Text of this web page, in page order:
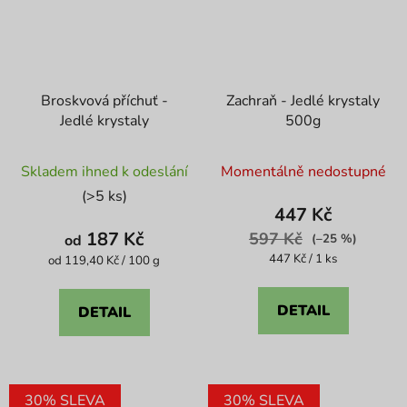
Broskvová příchuť -
Jedlé krystaly
hodnocení
produktu
je
4,1
5
Skladem ihned k odeslání
(>5 ks)
od 187 Kč
Měrná
od 119,40 Kč / 100 g
DETAIL
Zachraň - Jedlé krystaly
500g
Momentálně nedostupné
447 Kč
597 Kč
(–25 %)
Měrná
447 Kč / 1 ks
DETAIL
30% SLEVA 30% SLEVA